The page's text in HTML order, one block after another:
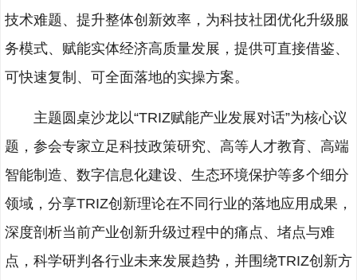
技术难题、提升整体创新效率，为科技社团优化升级服
务模式、赋能实体经济高质量发展，提供可直接借鉴、
可快速复制、可全面落地的实操方案。
主题圆桌沙龙以“TRIZ赋能产业发展对话”为核心议
题，参会专家立足科技政策研究、高等人才教育、高端
智能制造、数字信息化建设、生态环境保护等多个细分
领域，分享TRIZ创新理论在不同行业的落地应用成果，
深度剖析当前产业创新升级过程中的痛点、堵点与难
点，科学研判各行业未来发展趋势，并围绕TRIZ创新方